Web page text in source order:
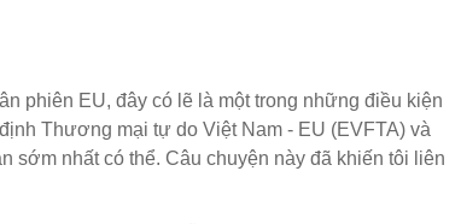
EU, đây có lẽ là một trong những điều kiện
Thương mại tự do Việt Nam - EU (EVFTA) và
sớm nhất có thể. Câu chuyện này đã khiến tôi liên